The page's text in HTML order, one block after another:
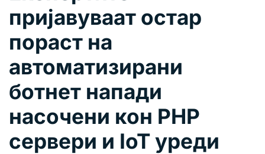
пријавуваат остар
пораст на
автоматизирани
ботнет напади
насочени кон PHP
сервери и IoT уреди